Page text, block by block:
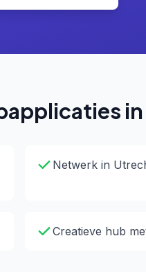
Netwerk in
Creatieve hub